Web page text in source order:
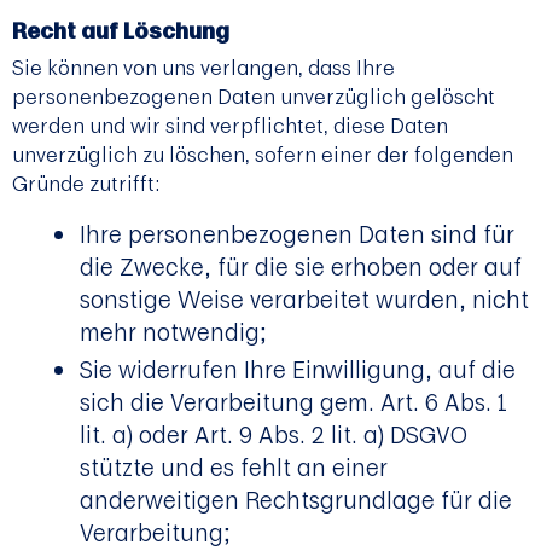
Recht auf Löschung
Sie können von uns verlangen, dass Ihre
personenbezogenen Daten unverzüglich gelöscht
werden und wir sind verpflichtet, diese Daten
unverzüglich zu löschen, sofern einer der folgenden
Gründe zutrifft:
Ihre personenbezogenen Daten sind für
die Zwecke, für die sie erhoben oder auf
sonstige Weise verarbeitet wurden, nicht
mehr notwendig;
Sie widerrufen Ihre Einwilligung, auf die
sich die Verarbeitung gem. Art. 6 Abs. 1
lit. a) oder Art. 9 Abs. 2 lit. a) DSGVO
stützte und es fehlt an einer
anderweitigen Rechtsgrundlage für die
Verarbeitung;